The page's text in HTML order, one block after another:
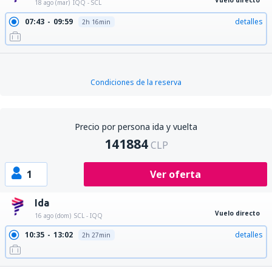
18 ago (mar) IQQ - SCL
07:43 09:59 2h 16min detalles
Condiciones de la reserva
Precio por persona ida y vuelta
141884 CLP
1 Ver oferta
Ida
16 ago (dom) SCL - IQQ Vuelo directo
10:35 13:02 2h 27min detalles